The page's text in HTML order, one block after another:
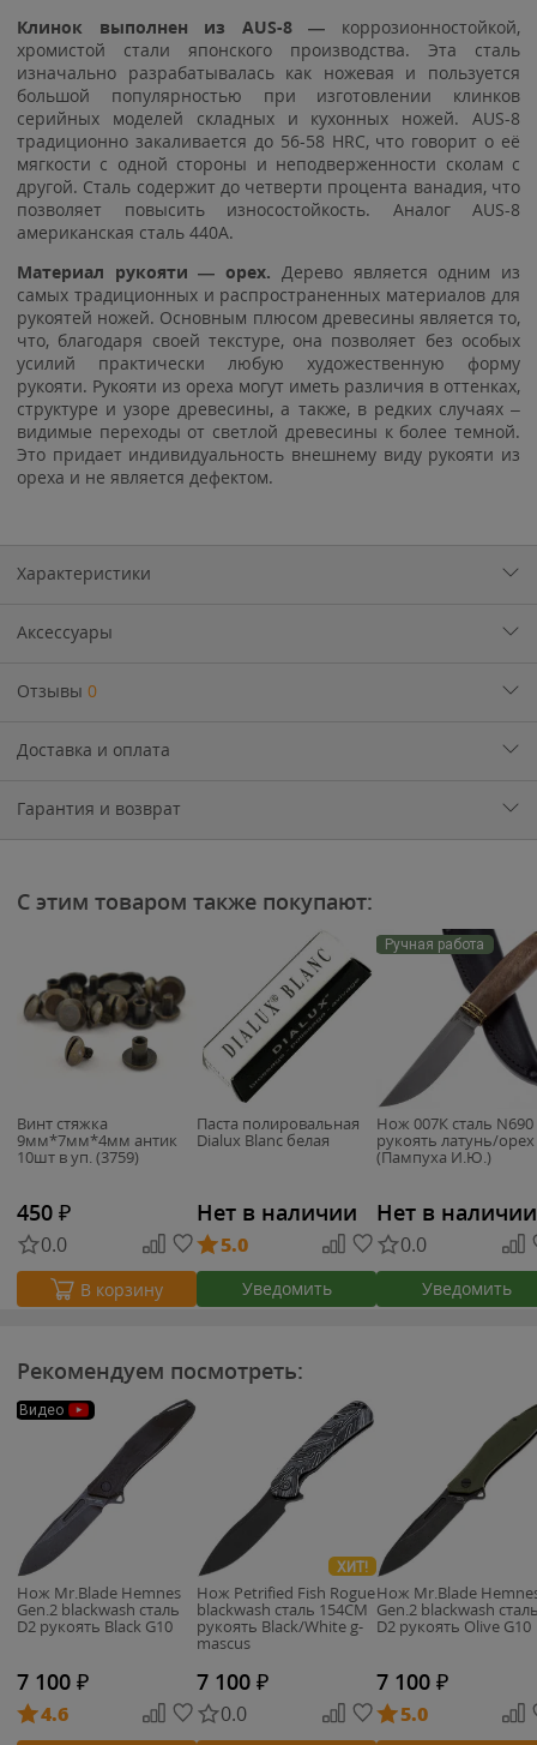
Клинок выполнен из AUS-8 — коррозионностойкой,
хромистой стали японского производства. Эта сталь
изначально разрабатывалась как ножевая и пользуется
большой популярностью при изготовлении клинков
серийных моделей складных и кухонных ножей. AUS-8
традиционно закаливается до 56-58 HRC, что говорит о её
мягкости с одной стороны и неподверженности сколам с
другой. Сталь содержит до четверти процента ванадия, что
позволяет повысить износостойкость. Аналог AUS-8
американская сталь 440A.
Материал рукояти — орех. Дерево является одним из
самых традиционных и распространенных материалов для
рукоятей ножей. Основным плюсом древесины является то,
что, благодаря своей текстуре, она позволяет без особых
усилий практически любую художественную форму
рукояти. Рукояти из ореха могут иметь различия в оттенках,
структуре и узоре древесины, а также, в редких случаях –
видимые переходы от светлой древесины к более темной.
Это придает индивидуальность внешнему виду рукояти из
ореха и не является дефектом.
Характеристики
Аксессуары
Отзывы 0
Доставка и оплата
Гарантия и возврат
С этим товаром также покупают:
Винт стяжка
9мм*7мм*4мм антик
10шт в уп. (3759)
450 ₽
0.0
В корзину
Паста полировальная
Dialux Blanc белая
Нет в наличии
5.0
Уведомить
Ручная работа
Нож 007К сталь N690
рукоять латунь/орех
(Пампуха И.Ю.)
Нет в наличии
0.0
Уведомить
Рекомендуем посмотреть:
Видео
Нож Mr.Blade Hemnes
Gen.2 blackwash сталь
D2 рукоять Black G10
7 100 ₽
4.6
ХИТ!
Нож Petrified Fish Rogue
blackwash сталь 154CM
рукоять Black/White g-
mascus
7 100 ₽
0.0
Нож Mr.Blade
Gen.2 blackwash
D2 рукоять Olive G10
7 100 ₽
5.0